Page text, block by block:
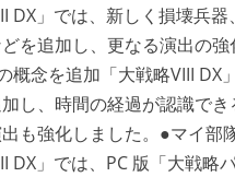
DX」では、新しく損壊兵器
を追加し、更なる演出の強
概念を追加「大戦略VIII DX」
し、時間の経過が認識で
も強化しました。●マイ部
DX」では、PC 版「大戦略